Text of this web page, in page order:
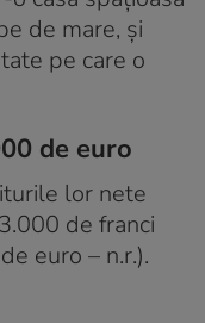
de mare, și
pe care o
de euro
lor nete
de franci
euro – n.r.).